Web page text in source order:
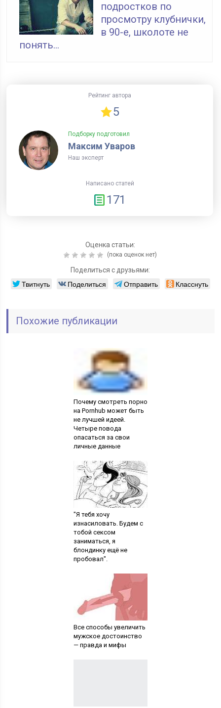
подростков по
просмотру клубнички,
в 90-е, школоте не
понять...
Рейтинг автора
5
Подборку подготовил
Максим Уваров
Наш эксперт
Написано статей
171
Оценка статьи:
(пока оценок нет)
Поделиться с друзьями:
Твитнуть Поделиться Отправить Класснуть
Похожие публикации
Почему смотреть порно
на Pornhub может быть
не лучшей идеей.
Четыре повода
опасаться за свои
личные данные
"Я тебя хочу
изнасиловать. Будем с
тобой сексом
заниматься, я
блондинку ещё не
пробовал".
Все способы увеличить
мужское достоинство
— правда и мифы